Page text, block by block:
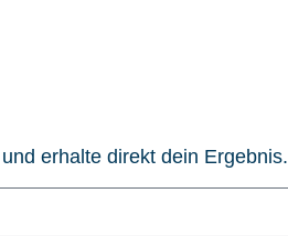
erhalte direkt dein Ergebnis.